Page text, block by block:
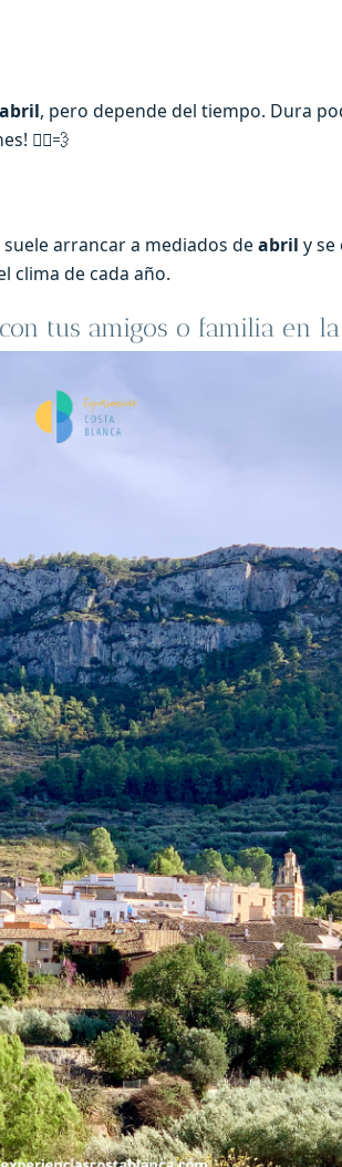
, pero depende del tiempo. Dura
🏃‍♂️💨
suele arrancar a mediados de abril y se
clima de cada año.
tus amigos o familia en la